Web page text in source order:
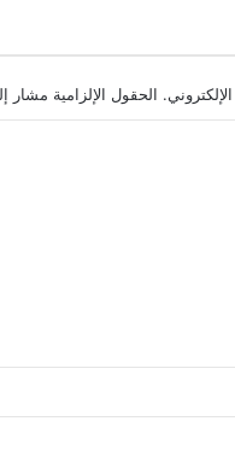
الحقول الإلزامية مشار